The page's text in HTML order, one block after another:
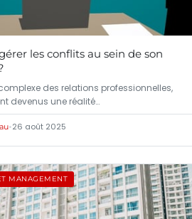
les conflits au sein de son
des relations professionnelles,
devenus une réalité…
•26 août 2025
MANAGEMENT